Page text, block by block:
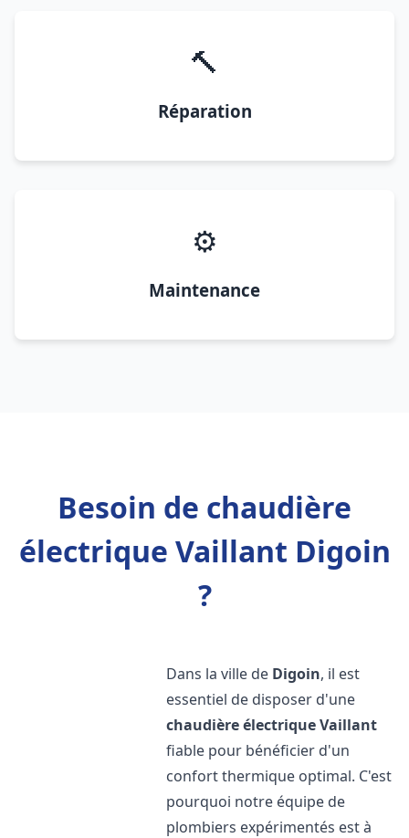
🔨
Réparation
⚙️
Maintenance
Besoin de chaudière
électrique Vaillant Digoin
?
Dans la ville de Digoin, il est
essentiel de disposer d'une
chaudière électrique Vaillant
fiable pour bénéficier d'un
confort thermique optimal. C'est
pourquoi notre équipe de
plombiers expérimentés est à